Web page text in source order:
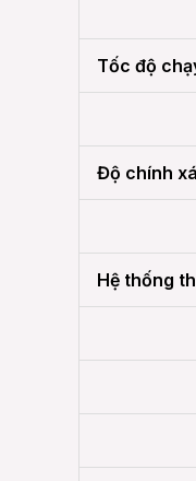
Tốc độ
Độ chính
Hệ thống